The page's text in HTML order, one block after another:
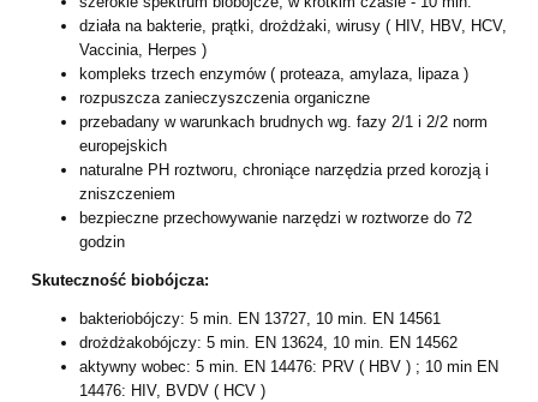
działa na bakterie, prątki, drożdżaki, wirusy ( HIV, HBV, HCV,
Vaccinia, Herpes )
kompleks trzech enzymów ( proteaza, amylaza, lipaza )
rozpuszcza zanieczyszczenia organiczne
przebadany w warunkach brudnych wg. fazy 2/1 i 2/2 norm
europejskich
naturalne PH roztworu, chroniące narzędzia przed korozją i
zniszczeniem
bezpieczne przechowywanie narzędzi w roztworze do 72
godzin
Skuteczność biobójcza:
bakteriobójczy: 5 min. EN 13727, 10 min. EN 14561
drożdżakobójczy: 5 min. EN 13624, 10 min. EN 14562
aktywny wobec: 5 min. EN 14476: PRV ( HBV ) ; 10 min EN
14476: HIV, BVDV ( HCV )